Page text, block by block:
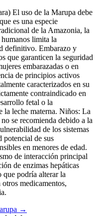
El uso de la Marupa debe
es una especie
de la Amazonia, la
limita la
definitivo. Embarazo y
que garanticen la seguridad
embarazadas o en
de principios activos
caracterizados en su
contraindicado en
fetal o la
la leche materna. Niños: La
se recomienda debido a la
de los sistemas
potencial de sus
en menores de edad.
de interacción principal
de enzimas hepáticas
podría alterar la
medicamentos,
→